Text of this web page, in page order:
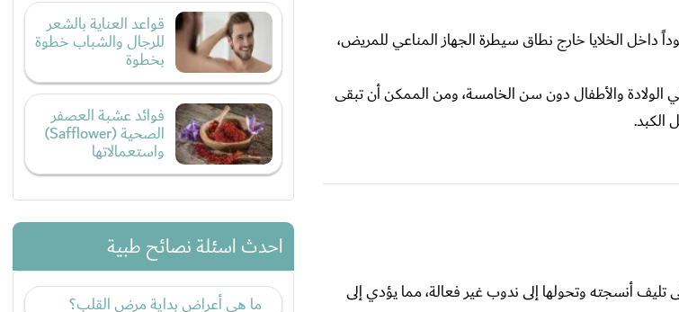
الفيروس موجوداً داخل الخلايا خارج نطاق سيطرة الجهاز المناعي للمريض،
والأطفال دون سن الخامسة، ومن الممكن أن تبقى
تليف أنسجته وتحولها إلى ندوب غير فعالة، مما يؤدي إلى
قواعد العناية بالشعر
للرجال والشباب خطوة
بخطوة
فوائد عشبة العصفر
الصحية (Safflower)
واستعمالاتها
احدث اسئلة نصائح طبية
ما هي أعراض بداية مرض القلب؟